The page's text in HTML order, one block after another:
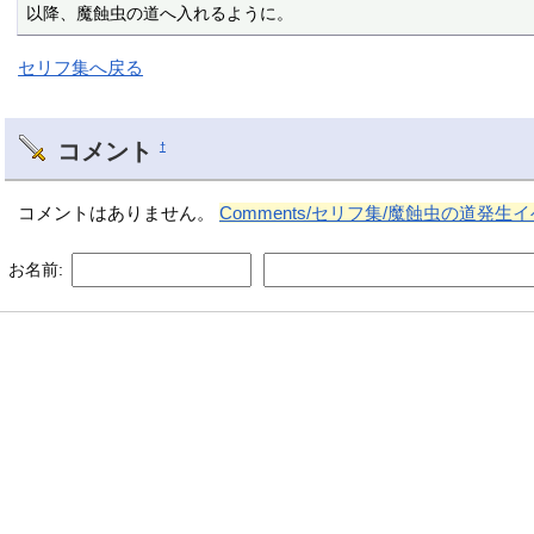
以降、魔蝕虫の道へ入れるように。
セリフ集へ戻る
コメント †
コメントはありません。Comments/セリフ集/魔蝕虫の道発生
お名前: